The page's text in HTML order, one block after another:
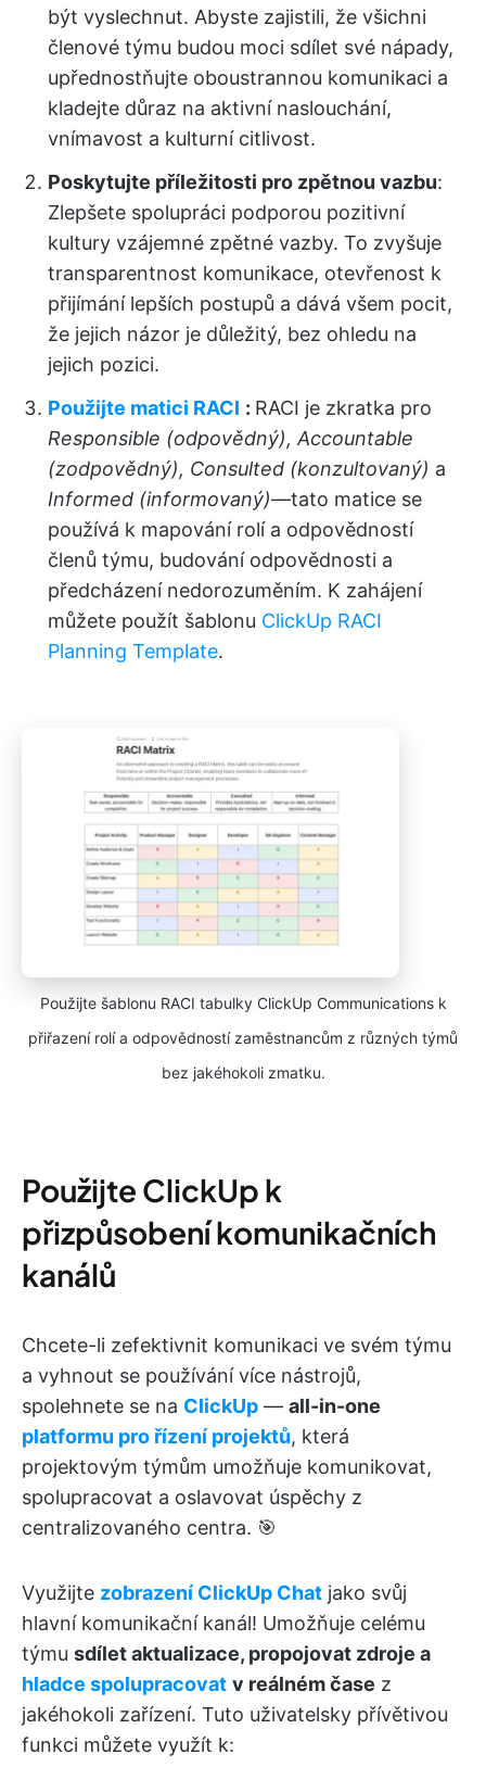
být vyslechnut. Abyste zajistili, že všichni
členové týmu budou moci sdílet své nápady,
upřednostňujte oboustrannou komunikaci a
kladejte důraz na aktivní naslouchání,
vnímavost a kulturní citlivost.
Poskytujte příležitosti pro zpětnou vazbu:
Zlepšete spolupráci podporou pozitivní
kultury vzájemné zpětné vazby. To zvyšuje
transparentnost komunikace, otevřenost k
přijímání lepších postupů a dává všem pocit,
že jejich názor je důležitý, bez ohledu na
jejich pozici.
Použijte matici RACI : RACI je zkratka pro
Responsible (odpovědný), Accountable
(zodpovědný), Consulted (konzultovaný) a
Informed (informovaný)—tato matice se
používá k mapování rolí a odpovědností
členů týmu, budování odpovědnosti a
předcházení nedorozuměním. K zahájení
můžete použít šablonu ClickUp RACI
Planning Template.
Použijte šablonu RACI tabulky ClickUp Communications k
přiřazení rolí a odpovědností zaměstnancům z různých týmů
bez jakéhokoli zmatku.
Použijte ClickUp k
přizpůsobení komunikačních
kanálů
Chcete-li zefektivnit komunikaci ve svém týmu
a vyhnout se používání více nástrojů,
spolehnete se na ClickUp — all-in-one
platformu prořízení projektů, která
projektovým týmům umožňuje komunikovat,
spolupracovat a oslavovat úspěchy z
centralizovaného centra. 🎯
Využijte zobrazení ClickUp Chat jako svůj
hlavní komunikační kanál! Umožňuje celému
týmu sdílet aktualizace, propojovat zdroje a
hladce spolupracovat v reálném čase z
jakéhokoli zařízení. Tuto uživatelsky přívětivou
funkci můžete využít k: